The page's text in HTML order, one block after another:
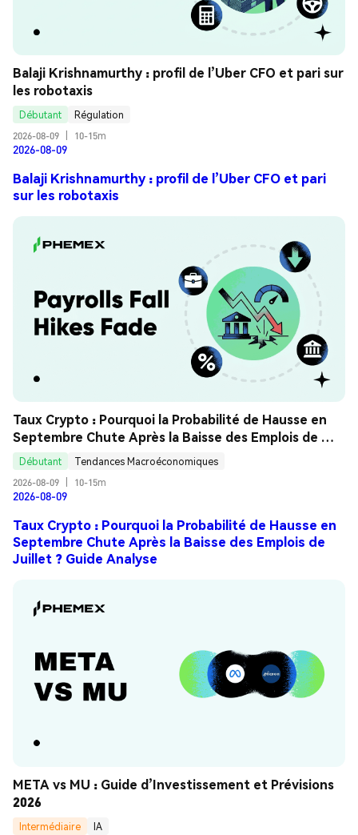
Balaji Krishnamurthy : profil de l’Uber CFO et pari sur
les robotaxis
Débutant
Régulation
2026-08-09
10-15m
2026-08-09
Balaji Krishnamurthy : profil de l’Uber CFO et pari
sur les robotaxis
Taux Crypto : Pourquoi la Probabilité de Hausse en
Septembre Chute Après la Baisse des Emplois de
Juillet ? Guide Analyse
Débutant
Tendances Macroéconomiques
2026-08-09
10-15m
2026-08-09
Taux Crypto : Pourquoi la Probabilité de Hausse en
Septembre Chute Après la Baisse des Emplois de
Juillet ? Guide Analyse
META vs MU : Guide d’Investissement et Prévisions
2026
Intermédiaire
IA